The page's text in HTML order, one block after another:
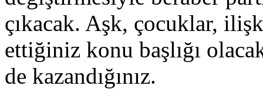
çıkacak. Aşk, çocuklar,
ettiğiniz konu başlığı
de kazandığınız.